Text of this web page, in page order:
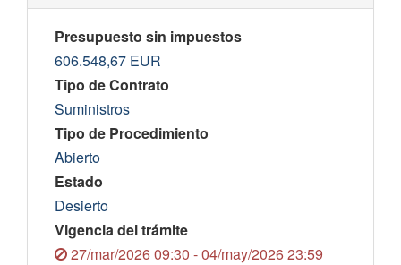
Presupuesto sin impuestos
606.548,67 EUR
Tipo de Contrato
Suministros
Tipo de Procedimiento
Abierto
Estado
Desierto
Vigencia del trámite
27/mar/2026 09:30 - 04/may/2026 23:59